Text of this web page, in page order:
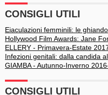
CONSIGLI UTILI
Eiaculazioni femminili: le
Hollywood Film Awards: Jane
ELLERY - Primavera-Estate
Infezioni genitali: dalla candida
GIAMBA - Autunno-Inverno
CONSIGLI UTILI